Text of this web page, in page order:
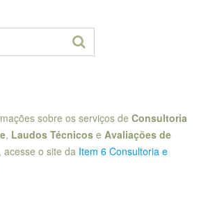
sobre os serviços de Consultoria
, Laudos Técnicos e Avaliações de
, acesse o site da Item 6 Consultoria e